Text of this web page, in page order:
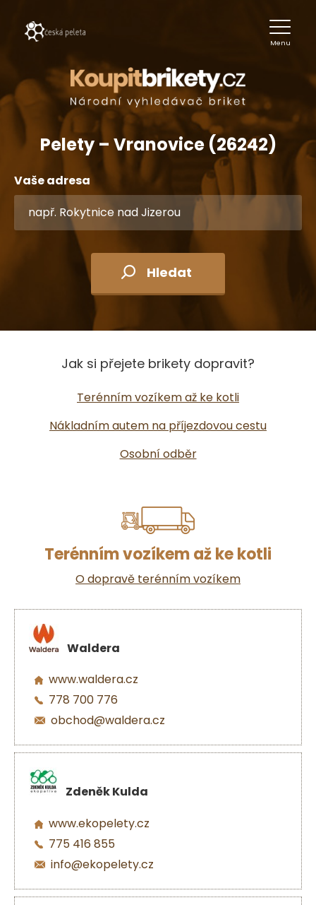
Menu
Pelety – Vranovice (26242)
Vaše adresa
Hledat
Jak si přejete brikety dopravit?
Terénním vozíkem až ke kotli
Nákladním autem na příjezdovou cestu
Osobní odběr
Terénním vozíkem až ke kotli
O dopravě terénním vozíkem
Waldera
www.waldera.cz
778 700 776
obchod@waldera.cz
Zdeněk Kulda
www.ekopelety.cz
775 416 855
info@ekopelety.cz